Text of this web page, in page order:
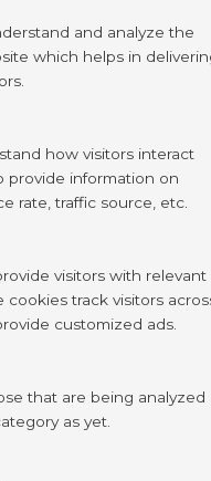
and analyze the
which helps in
how visitors interact
provide information on
rate, traffic source, etc.
visitors with relevant
cookies track visitors
customized ads.
that are being analyzed
as yet.